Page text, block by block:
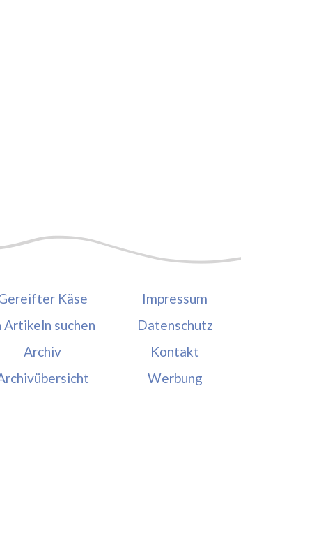
Käse
Artikeln suchen
Archiv
Impressum
Datenschutz
Kontakt
Werbung